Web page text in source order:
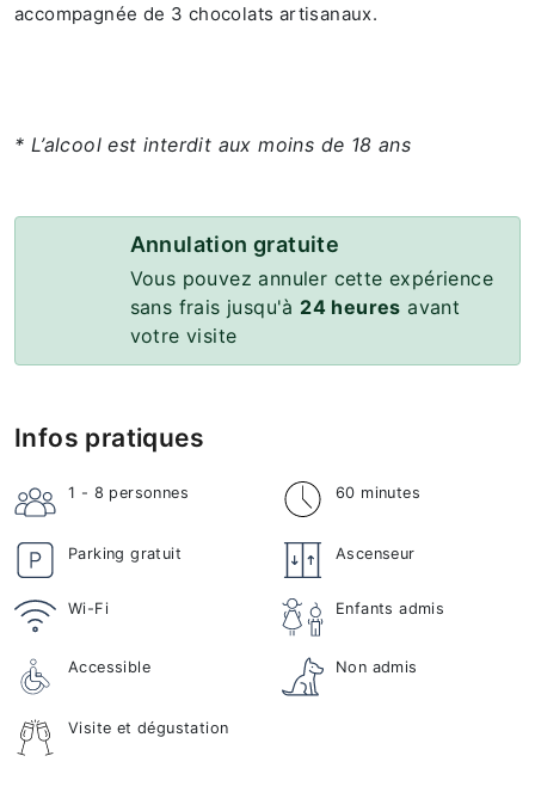
accompagnée de 3 chocolats artisanaux.
* L’alcool est interdit aux moins de 18 ans
Annulation gratuite
Vous pouvez annuler cette expérience
sans frais jusqu'à 24 heures avant
votre visite
Infos pratiques
1 - 8 personnes 60 minutes
Parking gratuit Ascenseur
Wi-Fi Enfants admis
Accessible Non admis
Visite et dégustation